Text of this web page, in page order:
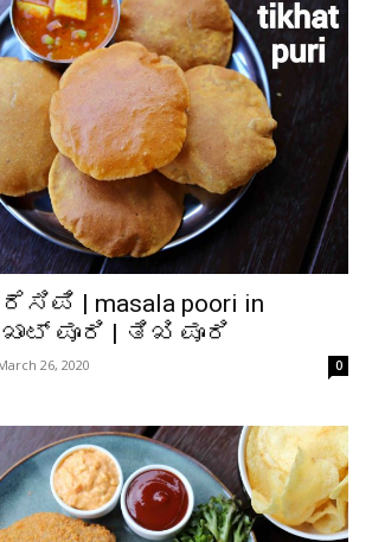
| masala poori in
ಪೂರಿ | ತಿಖಿ ಪೂರಿ
26, 2020 0